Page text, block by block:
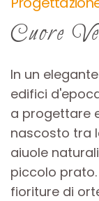
Cuore
In un
edifici
a progettare
nascosto tra
aiuole
piccolo
fioriture di